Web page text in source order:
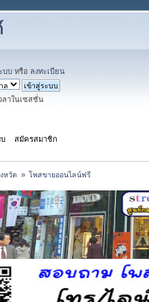
บบ หรือ ลงทะเบียน
ลาในเซสชั่น
บ สมัครสมาชิก
หวัด » โพสขายออนไลน์ฟรี